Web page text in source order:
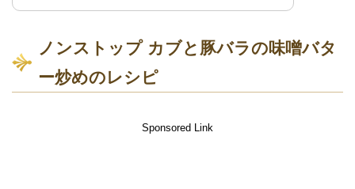
ノンストップ カブと豚バラの味噌バタ
ー炒めのレシピ
Sponsored Link